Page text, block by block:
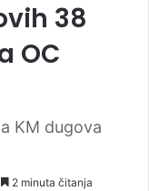
38
OC
KM dugova
2 minuta čitanja